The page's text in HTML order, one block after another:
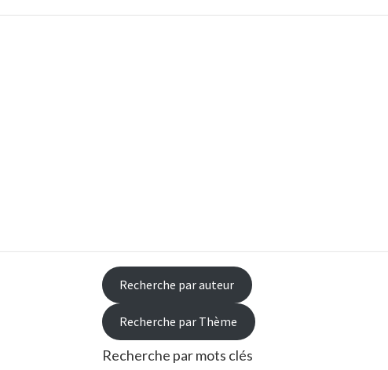
Recherche par auteur
Recherche par Thème
Recherche par mots clés